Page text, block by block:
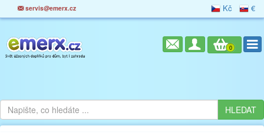
servis@emerx.cz Kč €
0